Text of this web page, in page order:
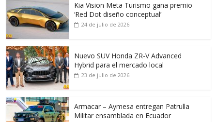
Kia Vision Meta Turismo gana premio
‘Red Dot diseño conceptual’
24 de julio de 2026
Nuevo SUV Honda ZR-V Advanced
Hybrid para el mercado local
23 de julio de 2026
Armacar – Aymesa entregan Patrulla
Militar ensamblada en Ecuador